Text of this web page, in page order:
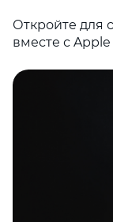
Откройте для
вместе с
25%
%